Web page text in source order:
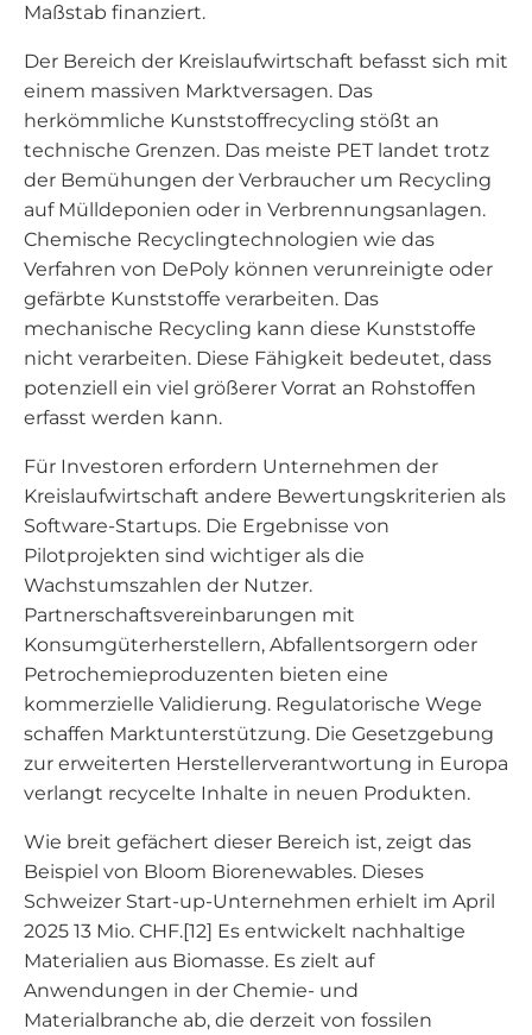
Maßstab finanziert.
Der Bereich der Kreislaufwirtschaft befasst sich mit
einem massiven Marktversagen. Das
herkömmliche Kunststoffrecycling stößt an
technische Grenzen. Das meiste PET landet trotz
der Bemühungen der Verbraucher um Recycling
auf Mülldeponien oder in Verbrennungsanlagen.
Chemische Recyclingtechnologien wie das
Verfahren von DePoly können verunreinigte oder
gefärbte Kunststoffe verarbeiten. Das
mechanische Recycling kann diese Kunststoffe
nicht verarbeiten. Diese Fähigkeit bedeutet, dass
potenziell ein viel größerer Vorrat an Rohstoffen
erfasst werden kann.
Für Investoren erfordern Unternehmen der
Kreislaufwirtschaft andere Bewertungskriterien als
Software-Startups. Die Ergebnisse von
Pilotprojekten sind wichtiger als die
Wachstumszahlen der Nutzer.
Partnerschaftsvereinbarungen mit
Konsumgüterherstellern, Abfallentsorgern oder
Petrochemieproduzenten bieten eine
kommerzielle Validierung. Regulatorische Wege
schaffen Marktunterstützung. Die Gesetzgebung
zur erweiterten Herstellerverantwortung in Europa
verlangt recycelte Inhalte in neuen Produkten.
Wie breit gefächert dieser Bereich ist, zeigt das
Beispiel von Bloom Biorenewables. Dieses
Schweizer Start-up-Unternehmen erhielt im April
2025 13 Mio. CHF.[12] Es entwickelt nachhaltige
Materialien aus Biomasse. Es zielt auf
Anwendungen in der Chemie- und
Materialbranche ab, die derzeit von fossilen